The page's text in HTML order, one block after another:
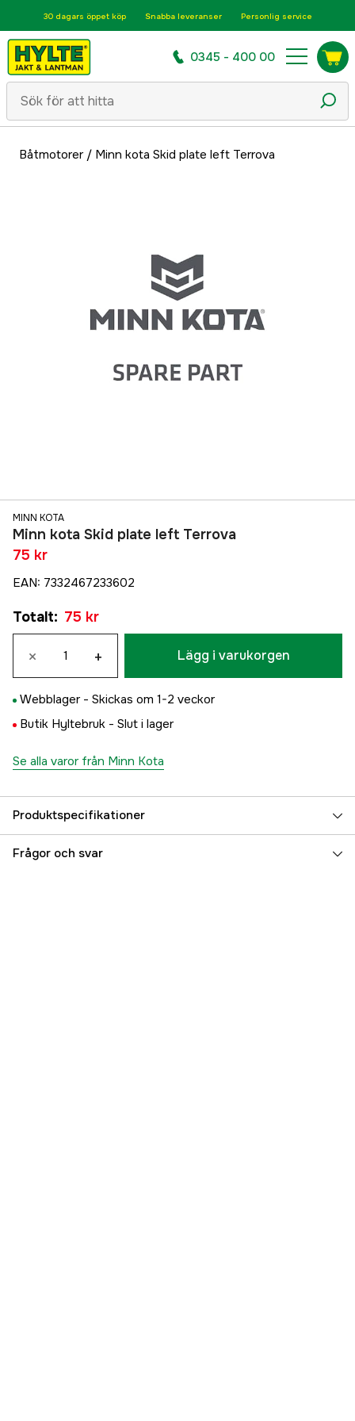
30 dagars öppet köp Snabba leveranser Personlig service
0345 - 400 00
Båtmotorer/ Minn kota Skid plate left Terrova
MINN KOTA
Minn kota Skid plate left Terrova
75 kr
EAN: 7332467233602
Totalt: 75 kr
× + Lägg i varukorgen
Webblager - Skickas om 1-2 veckor
Butik Hyltebruk - Slut i lager
Se alla varor från Minn Kota
Produktspecifikationer
Referensnummer 5000078815
Frågor och svar